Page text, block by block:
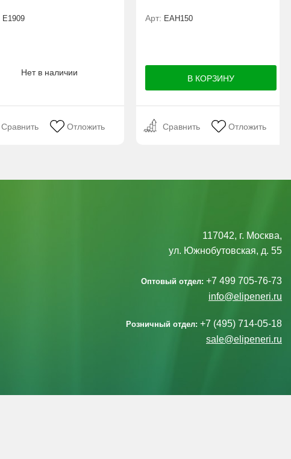
E1909
Нет в наличии
Сравнить Отложить
Арт: ЕАН150
Сравнить Отложить
117042, г. Москва,
ул. Южнобутовская, д. 55
Оптовый отдел: +7 499 705-76-73
info@elipeneri.ru
Розничный отдел: +7 (495) 714-05-18
sale@elipeneri.ru